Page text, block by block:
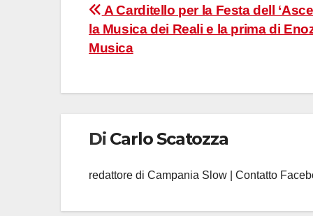
Navigazione
articoli
A Carditello per la Festa dell
la Musica dei Reali e la prima di
Musica
Di Carlo Scatozza
redattore di Campania Slow | Contatto